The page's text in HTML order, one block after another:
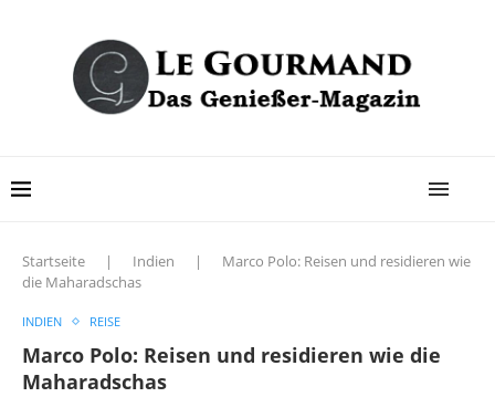
Startseite | Indien |
Marco Polo: Reisen und residieren wie
die Maharadschas
INDIEN REISE
Marco Polo: Reisen und residieren wie die
Maharadschas